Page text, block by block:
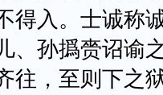
得入。士诚称
、孙撝赍诏谕
往，至则下之